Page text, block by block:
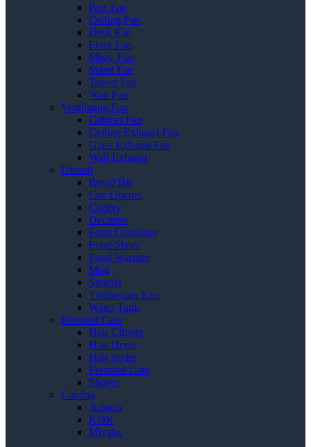
Box Fan
Ceiling Fan
Desk Fan
Floor Fan
Misty Fan
Stand Fan
Tower Fan
Wall Fan
Ventilating Fan
Cabinet Fan
Ceiling Exhaust Fan
Glass Exhaust Fan
Wall Exhaust
Utensil
Bread Bin
Can Opener
Cutlery
Decanter
Food Container
Food Slicer
Food Warmer
Mug
Spatula
Timbangan Kue
Water Tank
Personal Care
Hair Clipper
Hair Dryer
Hair Styler
Personal Care
Shaver
Catalog
Ariston
KDK
Miyako